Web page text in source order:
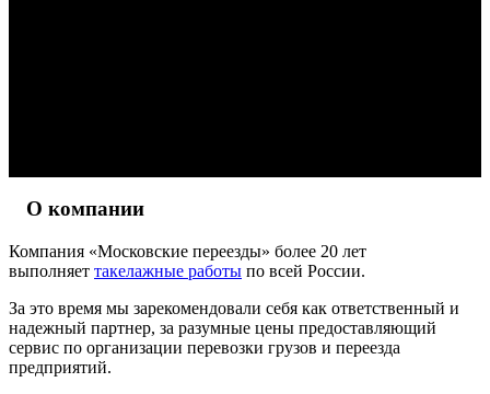
О компании
Компания «Московские переезды» более 20 лет
выполняет такелажные работы по всей России.
За это время мы зарекомендовали себя как ответственный и
надежный партнер, за разумные цены предоставляющий
сервис по организации перевозки грузов и переезда
предприятий.